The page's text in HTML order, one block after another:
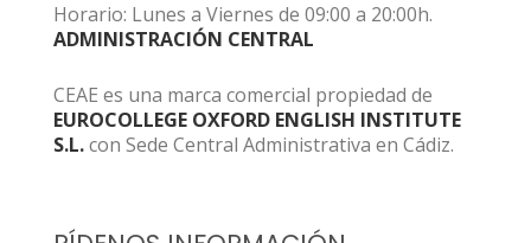
Horario: Lunes a Viernes de 09:00 a 20:00h.
ADMINISTRACIÓN CENTRAL
CEAE es una marca comercial propiedad de
EUROCOLLEGE OXFORD ENGLISH INSTITUTE
S.L.con Sede Central Administrativa en Cádiz.